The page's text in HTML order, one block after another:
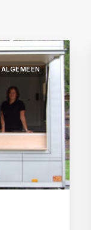
ALGEMEEN